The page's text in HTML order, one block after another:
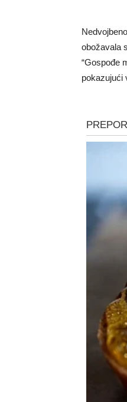
obožavala
“Gospođe
pokazujući